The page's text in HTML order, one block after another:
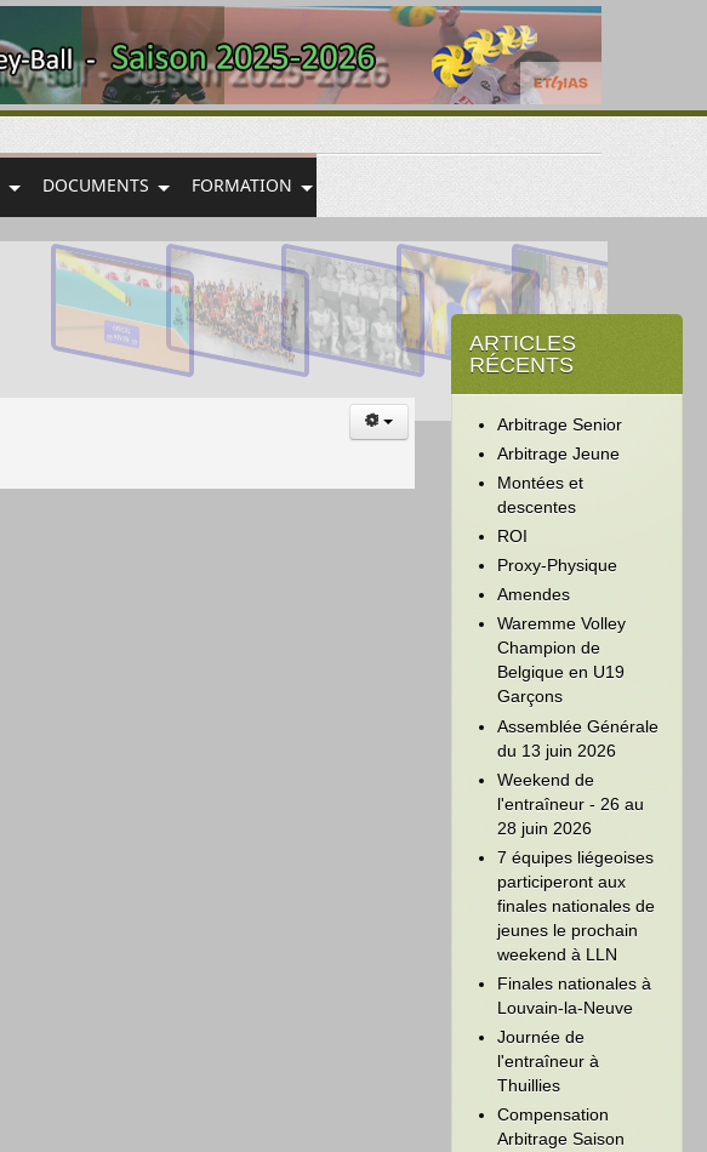
DOCUMENTS FORMATION
ARTICLES
RÉCENTS
Arbitrage Senior
Arbitrage Jeune
Montées et
descentes
ROI
Proxy-Physique
Amendes
Waremme Volley
Champion de
Belgique en U19
Garçons
Assemblée Générale
du 13 juin 2026
Weekend de
l'entraîneur - 26 au
28 juin 2026
7 équipes liégeoises
participeront aux
finales nationales de
jeunes le prochain
weekend à LLN
Finales nationales à
Louvain-la-Neuve
Journée de
l'entraîneur à
Thuillies
Compensation
Arbitrage Saison